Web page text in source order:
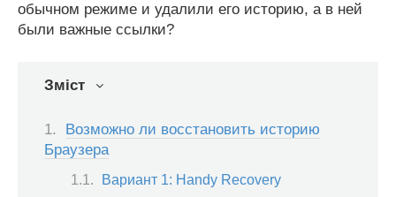
обычном режиме и удалили его историю, а в ней
были важные ссылки?
Зміст
Возможно ли восстановить историю
Браузера
Вариант 1: Handy Recovery